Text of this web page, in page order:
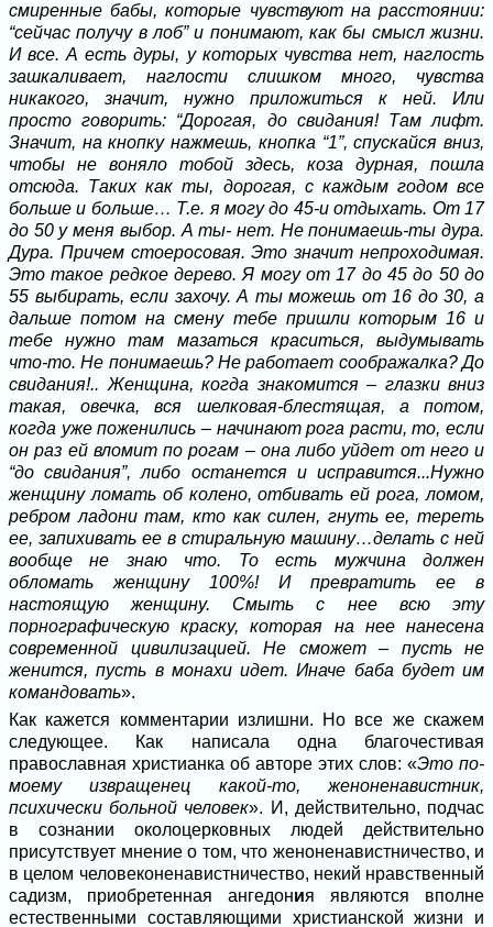
смиренные бабы, которые чувствуют на расстоянии:
“сейчас получу в лоб” и понимают, как бы смысл жизни.
И все. А есть дуры, у которых чувства нет, наглость
зашкаливает, наглости слишком много, чувства
никакого, значит, нужно приложиться к ней. Или
просто говорить: “Дорогая, до свидания! Там лифт.
Значит, на кнопку нажмешь, кнопка “1”, спускайся вниз,
чтобы не воняло тобой здесь, коза дурная, пошла
отсюда. Таких как ты, дорогая, с каждым годом все
больше и больше… Т.е. я могу до 45-и отдыхать. От 17
до 50 у меня выбор. А ты- нет. Не понимаешь-ты дура.
Дура. Причем стоеросовая. Это значит непроходимая.
Это такое редкое дерево. Я могу от 17 до 45 до 50 до
55 выбирать, если захочу. А ты можешь от 16 до 30, а
дальше потом на смену тебе пришли которым 16 и
тебе нужно там мазаться краситься, выдумывать
что-то. Не понимаешь? Не работает соображалка? До
свидания!.. Женщина, когда знакомится – глазки вниз
такая, овечка, вся шелковая-блестящая, а потом,
когда уже поженились – начинают рога расти, то, если
он раз ей вломит по рогам – она либо уйдет от него и
“до свидания”, либо останется и исправится...Нужно
женщину ломать об колено, отбивать ей рога, ломом,
ребром ладони там, кто как силен, гнуть ее, тереть
ее, запихивать ее в стиральную машину…делать с ней
вообще не знаю что. То есть мужчина должен
обломать женщину 100%! И превратить ее в
настоящую женщину. Смыть с нее всю эту
порнографическую краску, которая на нее нанесена
современной цивилизацией. Не сможет – пусть не
женится, пусть в монахи идет. Иначе баба будет им
командовать».
Как кажется комментарии излишни. Но все же скажем
следующее. Как написала одна благочестивая
православная христианка об авторе этих слов: «Это по-
моему извращенец какой-то, женоненавистник,
психически больной человек». И, действительно, подчас
в сознании околоцерковных людей действительно
присутствует мнение о том, что женоненавистничество, и
в целом человеконенавистничество, некий нравственный
садизм, приобретенная ангедония являются вполне
естественными составляющими христианской жизни и